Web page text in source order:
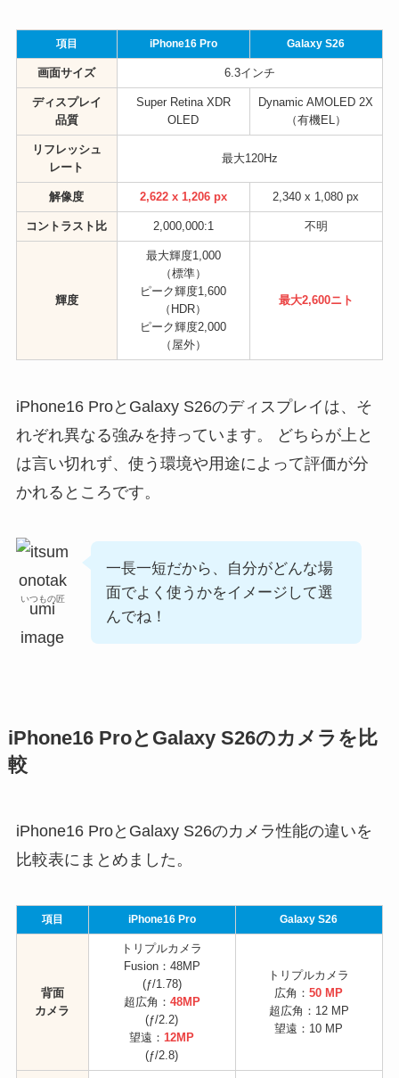
項目 iPhone16 Pro Galaxy S26
画面サイズ 6.3インチ
ディスプレイ
品質
Super Retina XDR
OLED
Dynamic AMOLED 2X
（有機EL）
リフレッシュ
レート
最大120Hz
解像度 2,622 x 1,206 px 2,340 x 1,080 px
コントラスト比 2,000,000:1 不明
輝度
最大輝度1,000
（標準）
ピーク輝度1,600
（HDR）
ピーク輝度2,000
（屋外）
最大2,600ニト
iPhone16 ProとGalaxy S26のディスプレイは、そ
れぞれ異なる強みを持っています。 どちらが上と
は言い切れず、使う環境や用途によって評価が分
かれるところです。
いつもの匠
一長一短だから、自分がどんな場
面でよく使うかをイメージして選
んでね！
iPhone16 ProとGalaxy S26のカメラを比
較
iPhone16 ProとGalaxy S26のカメラ性能の違いを
比較表にまとめました。
項目 iPhone16 Pro Galaxy S26
背面
カメラ
トリプルカメラ
Fusion：48MP
(ƒ/1.78)
超広角： 48MP
(ƒ/2.2)
望遠：12MP
(ƒ/2.8)
トリプルカメラ
広角：50 MP
超広角：12 MP
望遠：10 MP